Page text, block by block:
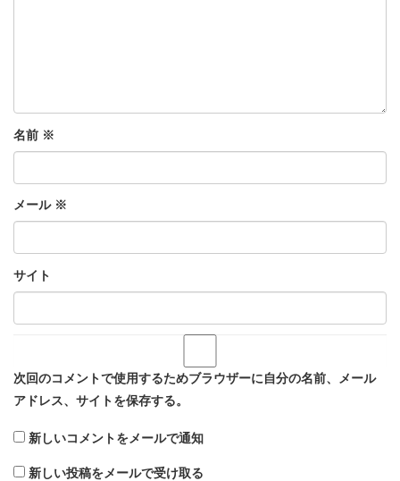
名前 ※
メール ※
サイト
次回のコメントで使用するためブラウザーに自分の名前、メール
アドレス、サイトを保存する。
新しいコメントをメールで通知
新しい投稿をメールで受け取る